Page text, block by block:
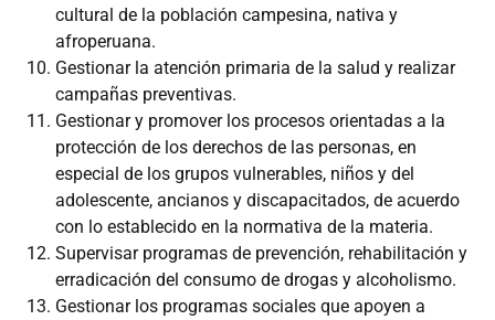
cultural de la población campesina, nativa y
afroperuana.
Gestionar la atención primaria de la salud y realizar
campañas preventivas.
Gestionar y promover los procesos orientadas a la
protección de los derechos de las personas, en
especial de los grupos vulnerables, niños y del
adolescente, ancianos y discapacitados, de acuerdo
con lo establecido en la normativa de la materia.
Supervisar programas de prevención, rehabilitación y
erradicación del consumo de drogas y alcoholismo.
Gestionar los programas sociales que apoyen a